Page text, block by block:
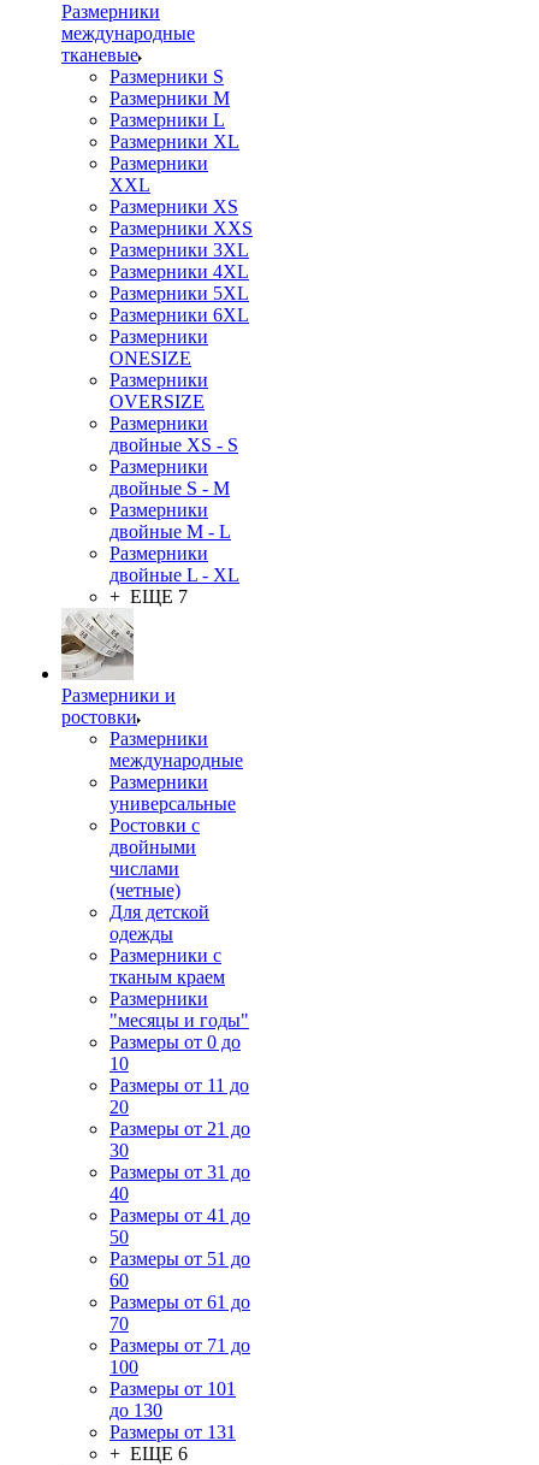
Размерники
международные
тканевые
Размерники S
Размерники M
Размерники L
Размерники XL
Размерники
XXL
Размерники XS
Размерники XXS
Размерники 3XL
Размерники 4XL
Размерники 5XL
Размерники 6XL
Размерники
ONESIZE
Размерники
OVERSIZE
Размерники
двойные XS - S
Размерники
двойные S - M
Размерники
двойные M - L
Размерники
двойные L - XL
+ ЕЩЕ 7
Размерники и
ростовки
Размерники
международные
Размерники
универсальные
Ростовки с
двойными
числами
(четные)
Для детской
одежды
Размерники с
тканым краем
Размерники
"месяцы и годы"
Размеры от 0 до
10
Размеры от 11 до
20
Размеры от 21 до
30
Размеры от 31 до
40
Размеры от 41 до
50
Размеры от 51 до
60
Размеры от 61 до
70
Размеры от 71 до
100
Размеры от 101
до 130
Размеры от 131
+ ЕЩЕ 6